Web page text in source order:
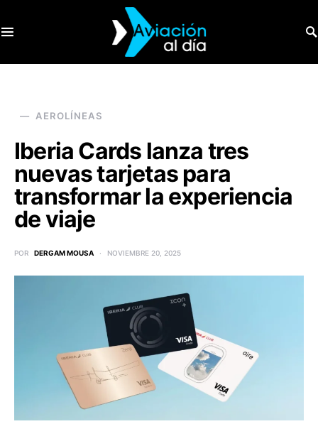
AEROLÍNEAS
Iberia Cards lanza tres
nuevas tarjetas para
transformar la experiencia
de viaje
POR DERGAM MOUSA NOVIEMBRE 20, 2025